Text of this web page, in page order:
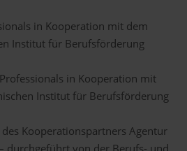
in Kooperation mit dem
Institut für Berufsförderung
in Kooperation mit
Institut für Berufsförderung
Kooperationspartners Agentur